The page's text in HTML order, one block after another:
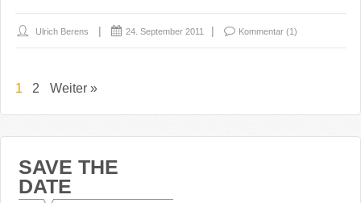
Ulrich Berens 24. September 2011 Kommentar (1)
1 2 Weiter »
SAVE THE
DATE